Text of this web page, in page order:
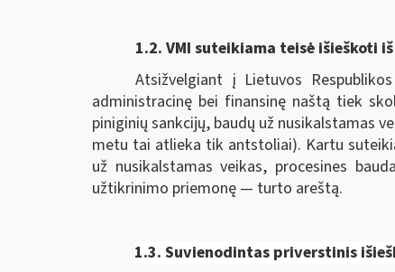
1.2. VMI suteikiama teisė išieškoti
Atsižvelgiant į Lietuvos
administracinę bei finansinę naštą tiek
piniginių sankcijų, baudų už nusikalstamas
metu tai atlieka tik antstoliai). Kartu
už nusikalstamas veikas, procesines
užtikrinimo priemonę — turto areštą.
1.3. Suvienodintas priverstinis